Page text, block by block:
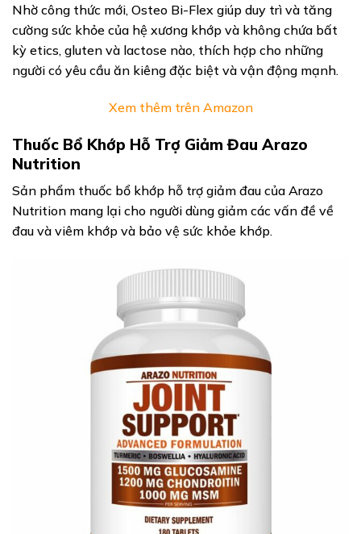
Nhờ công thức mới, Osteo Bi-Flex giúp duy trì và tăng
cường sức khỏe của hệ xương khớp và không chứa bất
kỳ etics, gluten và lactose nào, thích hợp cho những
người có yêu cầu ăn kiêng đặc biệt và vận động mạnh.
Xem thêm trên Amazon
Thuốc Bổ Khớp Hỗ Trợ Giảm Đau Arazo
Nutrition
Sản phẩm thuốc bổ khớp hỗ trợ giảm đau của Arazo
Nutrition mang lại cho người dùng giảm các vấn đề về
đau và viêm khớp và bảo vệ sức khỏe khớp.